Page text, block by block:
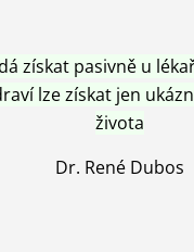
získat pasivně u
lze získat jen
života
Dr. René Dubos